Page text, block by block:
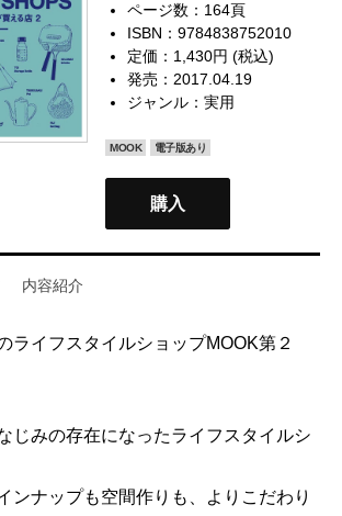
ページ数：164頁
ISBN：9784838752010
定価：1,430円 (税込)
発売：2017.04.19
ジャンル：実用
MOOK 電子版あり
購入
内容紹介
ライフスタイルショップMOOK第２
じみの存在になったライフスタイルシ
ンナップも空間作りも、よりこだわり